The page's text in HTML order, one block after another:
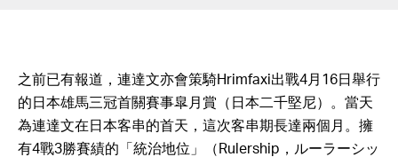
之前已有報道，連達文亦會策騎Hrimfaxi出戰4月16日舉行
的日本雄馬三冠首關賽事皐月賞（日本二千堅尼）。當天
為連達文在日本客串的首天，這次客串期長達兩個月。擁
有4戰3勝賽績的「統治地位」（Rulership，ルーラーシッ